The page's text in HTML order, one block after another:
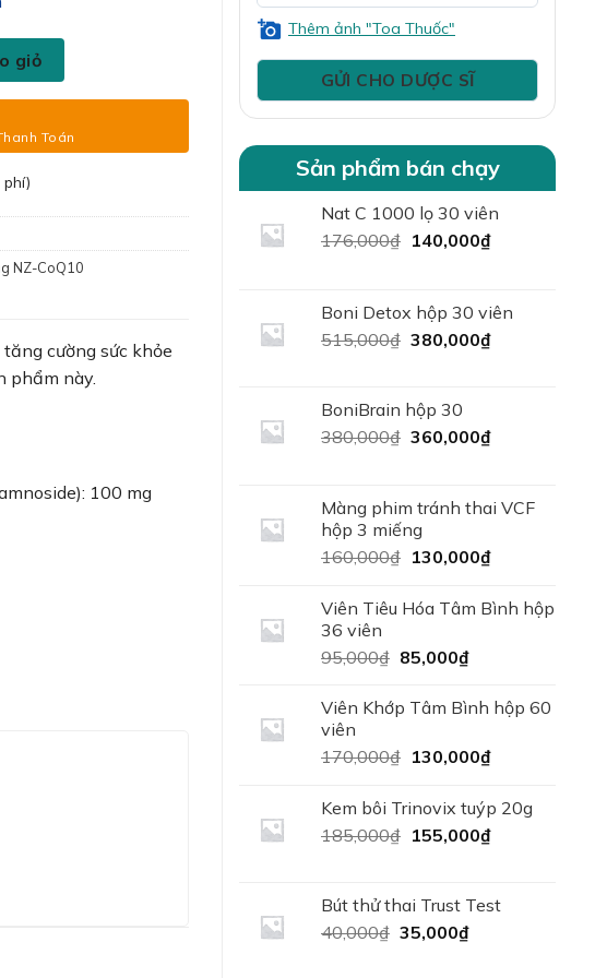
Thêm ảnh "Toa Thuốc"
Sản phẩm bán chạy
Nat C 1000 lọ 30 viên
176,000₫ Giá
176,000₫.
140,000₫Giá
là:
140,000₫.
Boni Detox hộp 30 viên
515,000₫ Giá
515,000₫.
380,000₫Giá
380,000₫.
BoniBrain hộp 30
380,000₫ Giá
380,000₫.
360,000₫Giá
là:
Màng phim tránh thai VCF
hộp 3 miếng
160,000₫ Giá
là:
130,000₫Giá
tại
Viên Tiêu Hóa Tâm Bình hộp
36 viên
95,000₫ Giá
là:
85,000₫Giá
tại
85,000₫.
Viên Khớp Tâm Bình hộp 60
viên
170,000₫ Giá
là:
170,000₫.
130,000₫Giá
tại
là:
130,000₫.
Kem bôi Trinovix tuýp 20g
185,000₫ Giá
185,000₫.
155,000₫Giá
là:
Bút thử thai Trust Test
40,000₫ Giá
35,000₫Giá
tim mạch Hộp 30 viên số lượng
giỏ
Toán
NZ-CoQ10
cường sức khỏe
phẩm này.
100 mg
cung cấp năng lượng